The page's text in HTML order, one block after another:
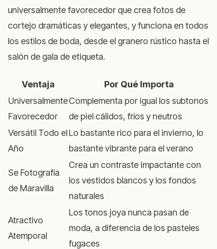
universalmente favorecedor que crea fotos de
cortejo dramáticas y elegantes, y funciona en todos
los estilos de boda, desde el granero rústico hasta el
salón de gala de etiqueta.
Ventaja
Por Qué Importa
Universalmente
Favorecedor
Complementa por igual los subtonos
de piel cálidos, fríos y neutros
Versátil Todo el
Año
Lo bastante rico para el invierno, lo
bastante vibrante para el verano
Se Fotografía
de Maravilla
Crea un contraste impactante con
los vestidos blancos y los fondos
naturales
Atractivo
Atemporal
Los tonos joya nunca pasan de
moda, a diferencia de los pasteles
fugaces